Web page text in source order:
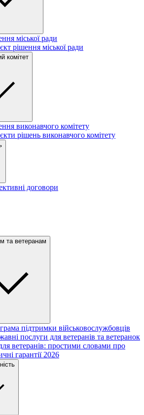
міської ради
рішення міської ради
комітет
виконавчого комітету
рішень виконавчого комітету
договори
та ветеранам
підтримки військовослужбовців
послуги для ветеранів та ветеранок
ветеранів: простими словами про
гарантії 2026